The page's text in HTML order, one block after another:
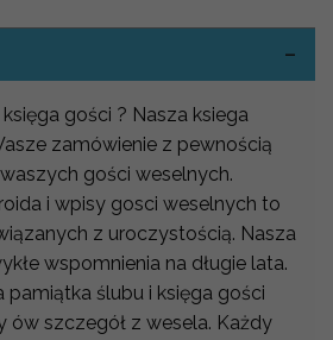
gości ? Nasza ksiega
zamówienie z pewnością
gości weselnych.
i wpisy gosci weselnych to
z uroczystością. Nasza
wspomnienia na długie lata.
pamiątka ślubu i księga gości
szczegół z wesela. Każdy